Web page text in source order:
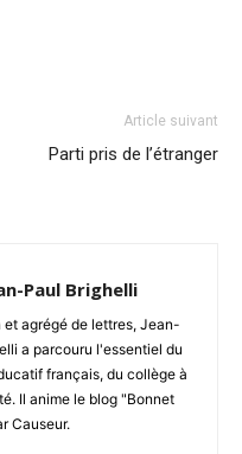
Article suivant
Parti pris de l’étranger
Paul Brighelli
et agrégé de lettres, Jean-
a parcouru l'essentiel du
français, du collège à
Il anime le blog "Bonnet
Causeur.